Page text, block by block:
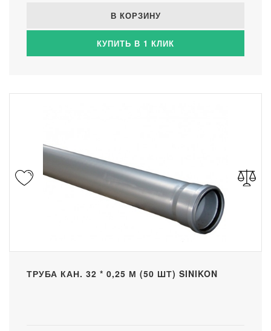
В КОРЗИНУ
КУПИТЬ В 1 КЛИК
ТРУБА КАН. 32 * 0,25 М (50 ШТ) SINIKON